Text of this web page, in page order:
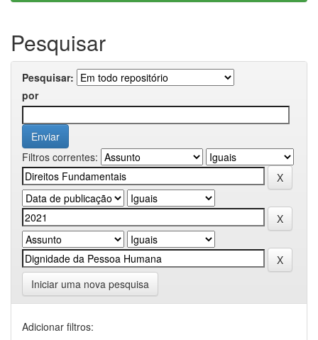
Pesquisar
Pesquisar:
por
Filtros correntes:
Iniciar uma nova pesquisa
Adicionar filtros: